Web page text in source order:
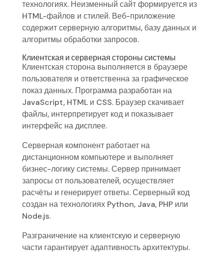
технологиях. Неизменный сайт формируется из
HTML-файлов и стилей. Веб-приложение
содержит серверную алгоритмы, базу данных и
алгоритмы обработки запросов.
Клиентская и серверная стороны системы
Клиентская сторона выполняется в браузере
пользователя и ответственна за графическое
показ данных. Программа разработан на
JavaScript, HTML и CSS. Браузер скачивает
файлы, интерпретирует код и показывает
интерфейс на дисплее.
Серверная компонент работает на
дистанционном компьютере и выполняет
бизнес-логику системы. Сервер принимает
запросы от пользователей, осуществляет
расчёты и генерирует ответы. Серверный код
создан на технологиях Python, Java, PHP или
Node.js.
Разграничение на клиентскую и серверную
части гарантирует адаптивность архитектуры.